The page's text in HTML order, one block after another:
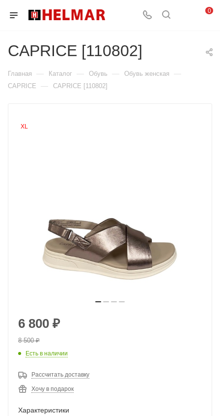
0
CAPRICE [110802]
Главная — Каталог — Обувь — Обувь женская —
CAPRICE — CAPRICE [110802]
XL
6 800 ₽
8 500₽
Есть в наличии
Рассчитать доставку
Хочу в подарок
Характеристики